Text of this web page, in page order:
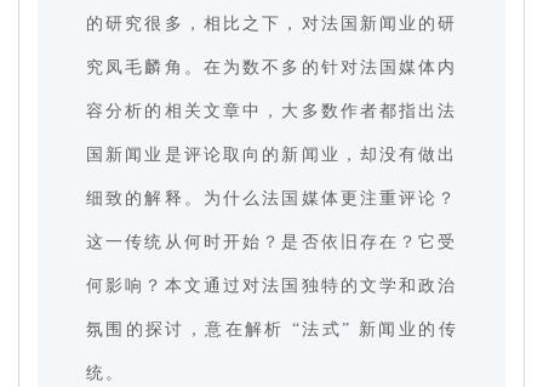
的研究很多，相比之下，对法国新闻业的研
究凤毛麟角。在为数不多的针对法国媒体内
容分析的相关文章中，大多数作者都指出法
国新闻业是评论取向的新闻业，却没有做出
细致的解释。为什么法国媒体更注重评论？
这一传统从何时开始？是否依旧存在？它受
何影响？本文通过对法国独特的文学和政治
氛围的探讨，意在解析 “法式” 新闻业的传
统。